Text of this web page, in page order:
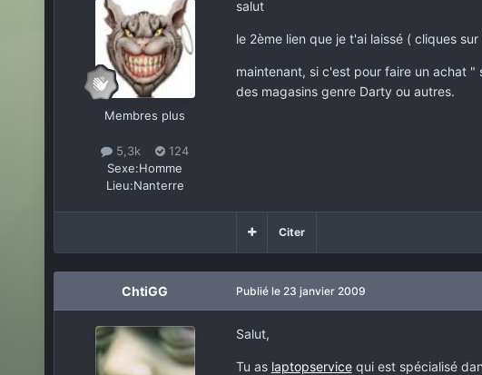
Membres plus
5,3k
124
Sexe:Homme
Lieu:Nanterre
salut
le 2ème lien que je t'ai laissé ( cliques
maintenant, si c'est pour faire un achat
des magasins genre Darty ou autres.
Citer
ChtiGG Publié le 23 janvier 2009
Salut,
Tu as laptopservicequi est spécialisé